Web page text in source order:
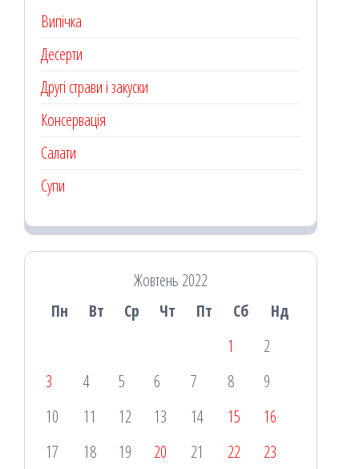
Випічка
Десерти
Другі страви і закуски
Консервація
Салати
Супи
Жовтень 2022
Пн
Вт Ср Чт Пт Сб
Нд
1
2
3
4 5 6 7 8
9
10
11 12 13 14 15
16
17
18 19 20 21 22
23